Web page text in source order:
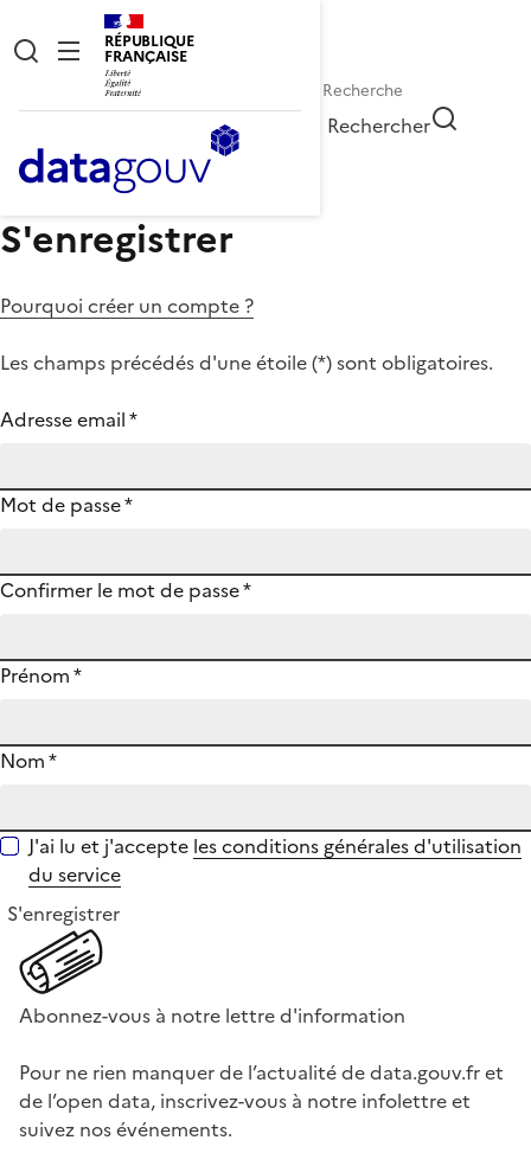
RÉPUBLIQUE
FRANÇAISE
Rechercher
S'enregistrer
Pourquoi créer un compte ?
Les champs précédés d'une étoile (*) sont obligatoires.
Adresse email*
Mot de passe*
Confirmer le mot de passe*
Prénom*
Nom*
J'ai lu et j'accepte les conditions générales d'utilisation
du service
S'enregistrer
Abonnez-vous à notre lettre d'information
Pour ne rien manquer de l’actualité de data.gouv.fr et
de l’open data, inscrivez-vous à notre infolettre et
suivez nos événements.